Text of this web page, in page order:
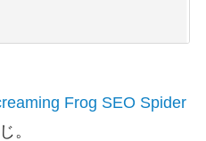
Frog SEO Spider
。